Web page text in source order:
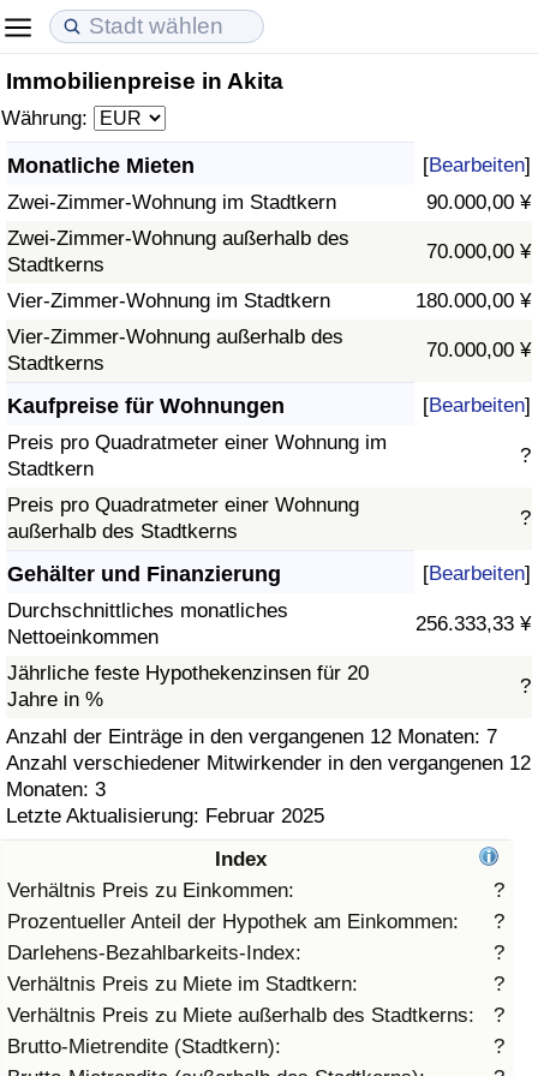
Immobilienpreise in Akita
Währung:
Monatliche Mieten [Bearbeiten]
Zwei-Zimmer-Wohnung im Stadtkern
90.000,00 ¥
Zwei-Zimmer-Wohnung außerhalb des
Stadtkerns
70.000,00 ¥
Vier-Zimmer-Wohnung im Stadtkern
180.000,00 ¥
Vier-Zimmer-Wohnung außerhalb des
Stadtkerns
70.000,00 ¥
Kaufpreise für Wohnungen [Bearbeiten]
Preis pro Quadratmeter einer Wohnung im
Stadtkern
?
Preis pro Quadratmeter einer Wohnung
außerhalb des Stadtkerns
?
Gehälter und Finanzierung [Bearbeiten]
Durchschnittliches monatliches
Nettoeinkommen
256.333,33 ¥
Jährliche feste Hypothekenzinsen für 20
Jahre in %
?
Anzahl der Einträge in den vergangenen 12 Monaten: 7
Anzahl verschiedener Mitwirkender in den vergangenen 12
Monaten: 3
Letzte Aktualisierung: Februar 2025
Index
Verhältnis Preis zu Einkommen:
?
Prozentueller Anteil der Hypothek am Einkommen:
?
Darlehens-Bezahlbarkeits-Index:
?
Verhältnis Preis zu Miete im Stadtkern:
?
Verhältnis Preis zu Miete außerhalb des Stadtkerns:
?
Brutto-Mietrendite (Stadtkern):
?
Lebenshaltungskosten
Lebenshaltungskosten-Index (aktuell)
Lebenshaltungskosten-Index
Lebenshaltungskosten-Index nach Land
in Akaba
Immobilienpreise
Immobilienpreis-Index (aktuell)
Immobilienpreis-Index
Immobilienpreis-Index nach Land
Lebensqualität
Lebensqualität-Index
Lebensqualität-Index (aktuell)
Lebensqualitätsindex nach Land
Kriminalität
Kriminalitäts-Index (aktuell)
Kriminalitäts-Index
Kriminalitätsindex nach Land
Gesundheitsversorgung
Gesundheitsversorgungs-Index (aktuell)
Gesundheitsversorgungs-Index
Gesundheitsversorgungs-Index nach Land
Umweltverschmutzung
Umweltverschmutzungs-Index (aktuell)
Verschmutzungsindex
Umweltverschmutzungs-Index nach Land
Verkehr